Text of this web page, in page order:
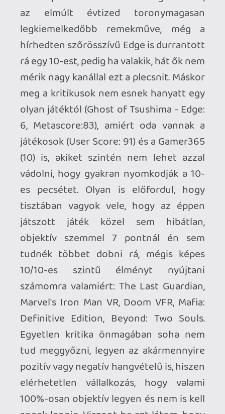
Warhawk 2022.11.19 15:32:13 #1xuhh
Többek szerint egy is bőven sok belőle. 😛
Invisible 2022.11.18 12:19:59
ne5h
Csak amiatt említettem meg, mert új IP-
kre vársz, ezért mondtam, hogy egy már
van bejelentve és biztosra vehetjük, hogy
lesz több is, mivel a Sony-nál a készülő
játékok fele valamilyen live service. És ha
csak nem az Uncharted meg a God of War
kap ilyet, akkor alighanem új IP-kről
alighanem ilyen irányban is folytatja az
útját).
p34c3 2022.11.18 14:26:55
Mások személyazonosságának ellopása
nem vicces!🤪
Invisible 2022.11.18 20:00:21 #1xuet
Nyilván poén volt.🤪
p34c3 2022.11.18 14:46:35